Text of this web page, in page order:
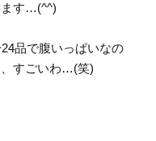
ます…(⁠^⁠^⁠)
品で腹いっぱいなの
、すごいわ…(笑)